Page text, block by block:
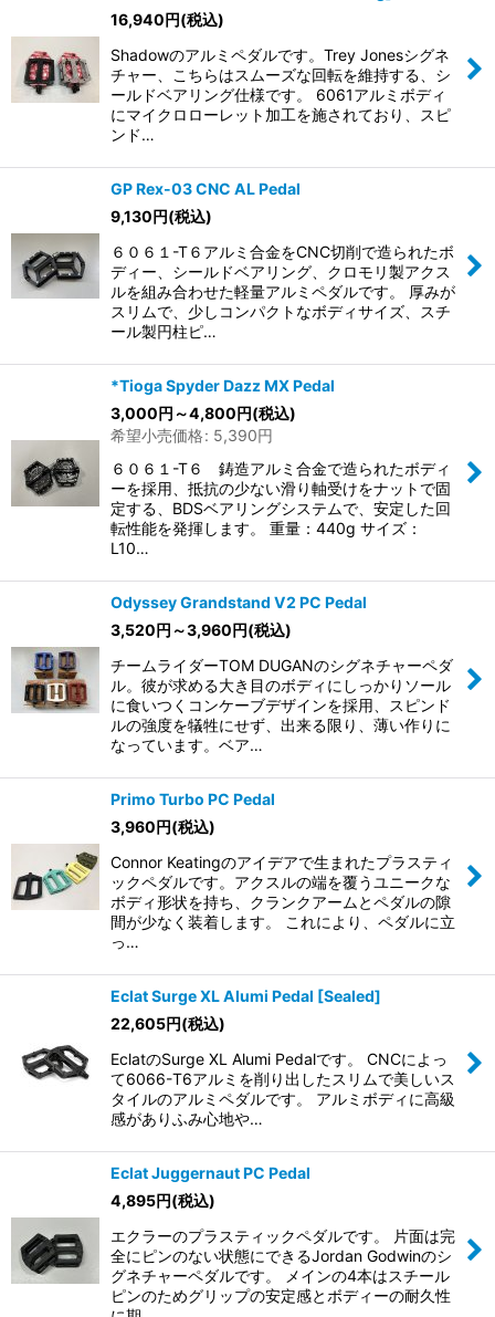
16,940円(税込)
Shadowのアルミペダルです。Trey Jonesシグネ
チャー、こちらはスムーズな回転を維持する、シ
ールドベアリング仕様です。 6061アルミボディ
にマイクロローレット加工を施されており、スピ
ンド…
GP Rex-03 CNC AL Pedal
9,130円(税込)
６０６１-T６アルミ合金をCNC切削で造られたボ
ディー、シールドベアリング、クロモリ製アクス
ルを組み合わせた軽量アルミペダルです。 厚みが
スリムで、少しコンパクトなボディサイズ、スチ
ール製円柱ピ…
*Tioga Spyder Dazz MX Pedal
3,000円 ～4,800円(税込)
希望小売価格: 5,390円
６０６１-T６ 鋳造アルミ合金で造られたボディ
ーを採用、抵抗の少ない滑り軸受けをナットで固
定する、BDSベアリングシステムで、安定した回
転性能を発揮します。 重量：440g サイズ：
L10…
Odyssey Grandstand V2 PC Pedal
3,520円 ～3,960円(税込)
チームライダーTOM DUGANのシグネチャーペダ
ル。彼が求める大き目のボディにしっかりソール
に食いつくコンケーブデザインを採用、スピンド
ルの強度を犠牲にせず、出来る限り、薄い作りに
なっています。ベア…
Primo Turbo PC Pedal
3,960円(税込)
Connor Keatingのアイデアで生まれたプラスティ
ックペダルです。アクスルの端を覆うユニークな
ボディ形状を持ち、クランクアームとペダルの隙
間が少なく装着します。 これにより、ペダルに立
っ…
Eclat Surge XL Alumi Pedal [Sealed]
22,605円(税込)
EclatのSurge XL Alumi Pedalです。 CNCによっ
て6066-T6アルミを削り出したスリムで美しいス
タイルのアルミペダルです。 アルミボディに高級
感がありふみ心地や…
Eclat Juggernaut PC Pedal
4,895円(税込)
エクラーのプラスティックペダルです。 片面は完
全にピンのない状態にできるJordan Godwinのシ
グネチャーペダルです。 メインの4本はスチール
ピンのためグリップの安定感とボディーの耐久性